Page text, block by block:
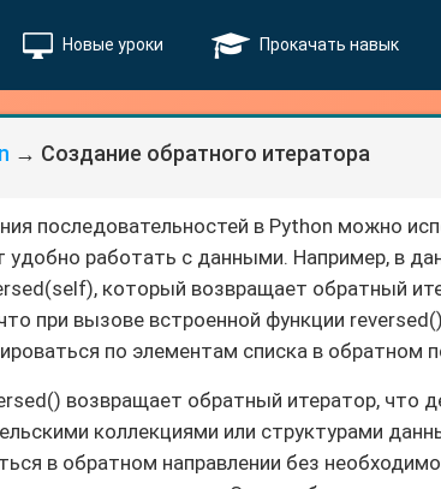
Новые уроки Прокачать навык
→ Создание обратного итератора
последовательностей в Python можно
удобно работать с данными. Например, в
который возвращает обратный
при вызове встроенной функции
по элементам списка в обратном
возвращает обратный итератор, что
коллекциями или структурами
в обратном направлении без